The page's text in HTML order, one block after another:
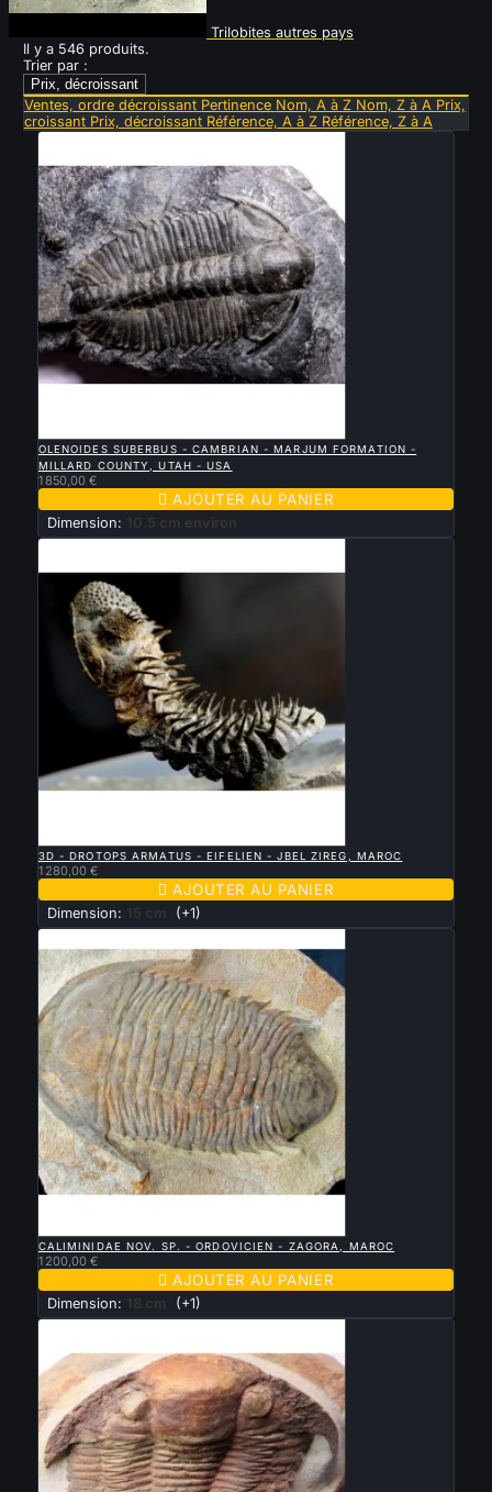
Trilobites autres pays
Il y a 546 produits.
Trier par :
Prix, décroissant
Ventes, ordre décroissant Pertinence Nom, A à Z Nom, Z à A Prix,
croissant Prix, décroissant Référence, A à Z Référence, Z à A
OLENOIDES SUBERBUS - CAMBRIAN - MARJUM FORMATION -
MILLARD COUNTY, UTAH - USA
1 850,00 €
 AJOUTER AU PANIER
Dimension: 10.5 cm environ
3D - DROTOPS ARMATUS - EIFELIEN - JBEL ZIREG, MAROC
1 280,00 €
 AJOUTER AU PANIER
Dimension: 15 cm (+1)
CALIMINIDAE NOV. SP. - ORDOVICIEN - ZAGORA, MAROC
1 200,00 €
 AJOUTER AU PANIER
Dimension: 18 cm (+1)